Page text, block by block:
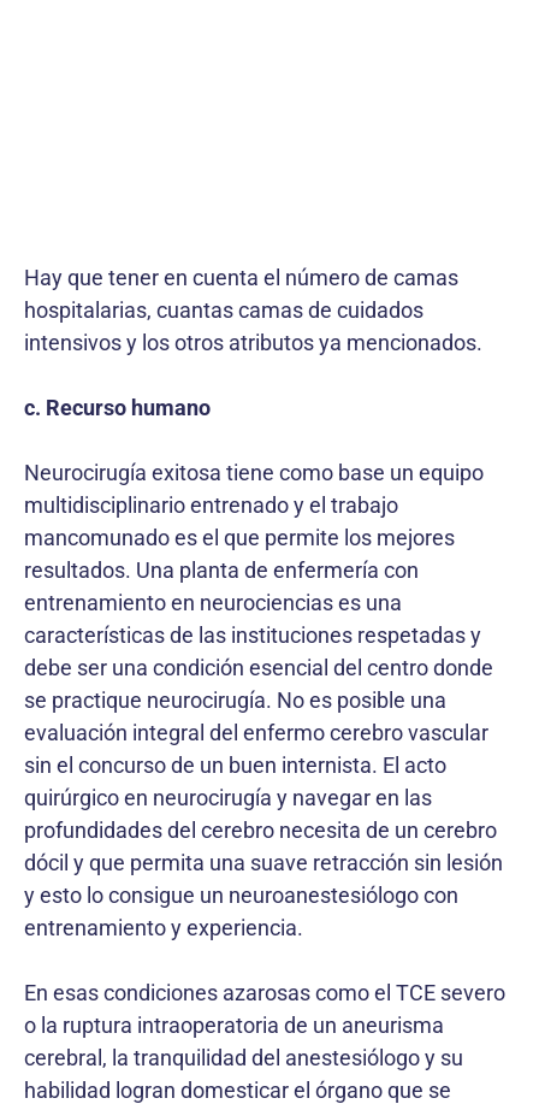
Hay que tener en cuenta el número de camas
hospitalarias, cuantas camas de cuidados
intensivos y los otros atributos ya mencionados.
c. Recurso humano
Neurocirugía exitosa tiene como base un equipo
multidisciplinario entrenado y el trabajo
mancomunado es el que permite los mejores
resultados. Una planta de enfermería con
entrenamiento en neurociencias es una
características de las instituciones respetadas y
debe ser una condición esencial del centro donde
se practique neurocirugía. No es posible una
evaluación integral del enfermo cerebro vascular
sin el concurso de un buen internista. El acto
quirúrgico en neurocirugía y navegar en las
profundidades del cerebro necesita de un cerebro
dócil y que permita una suave retracción sin lesión
y esto lo consigue un neuroanestesiólogo con
entrenamiento y experiencia.
En esas condiciones azarosas como el TCE severo
o la ruptura intraoperatoria de un aneurisma
cerebral, la tranquilidad del anestesiólogo y su
habilidad logran domesticar el órgano que se